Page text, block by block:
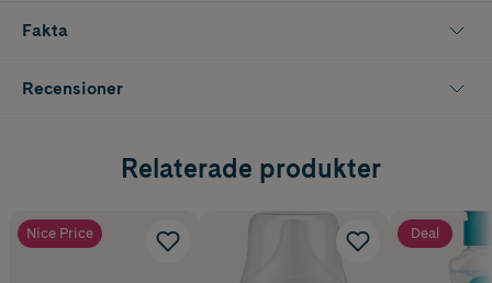
flaskmatning i vardagen.
Fakta
Recensioner
Relaterade produkter
Nice Price Deal